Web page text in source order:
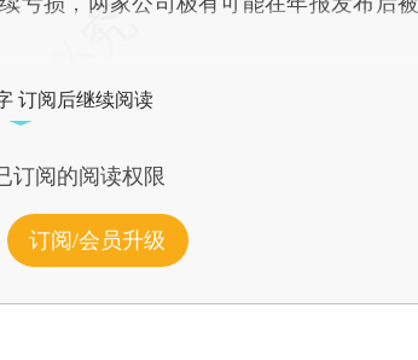
订阅后继续阅读
订阅的阅读权限
订阅/会员升级